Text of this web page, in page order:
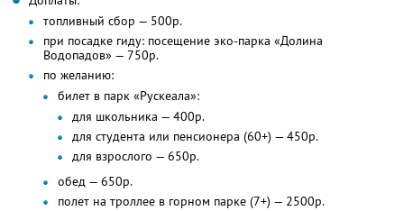
топливный сбор — 500р.
при посадке гиду: посещение эко-парка «Долина
Водопадов» — 750р.
по желанию:
билет в парк «Рускеала»:
для школьника — 400р.
для студента или пенсионера (60+) — 450р.
для взрослого — 650р.
обед — 650р.
полет на троллее в горном парке (7+) — 2500р.